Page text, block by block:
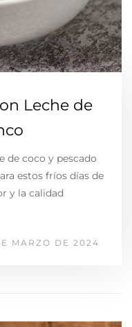
Leche de
de coco y pescado
estos fríos días de
y la calidad
MARZO DE 2024